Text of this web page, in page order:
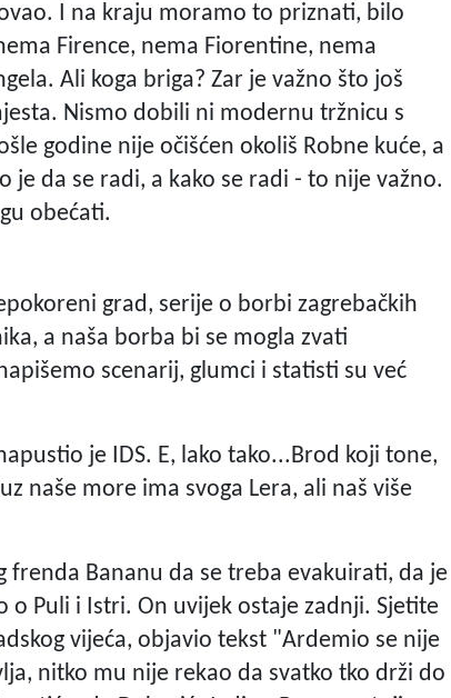
I na kraju moramo to priznati, bilo
Firence, nema Fiorentine, nema
Ali koga briga? Zar je važno što još
Nismo dobili ni modernu tržnicu s
godine nije očišćen okoliš Robne kuće, a
je da se radi, a kako se radi - to nije važno.
obećati.
grad, serije o borbi zagrebačkih
a naša borba bi se mogla zvati
scenarij, glumci i statisti su već
je IDS. E, lako tako...Brod koji tone,
naše more ima svoga Lera, ali naš više
Bananu da se treba evakuirati, da je
Puli i Istri. On uvijek ostaje zadnji. Sjetite
vijeća, objavio tekst "Ardemio se nije
nitko mu nije rekao da svatko tko drži do